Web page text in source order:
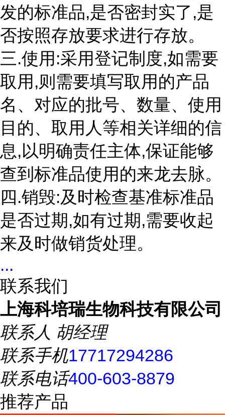
发的标准品,是否密封实了,是
否按照存放要求进行存放。
三.使用:采用登记制度,如需要
取用,则需要填写取用的产品
名、对应的批号、数量、使用
目的、取用人等相关详细的信
息,以明确责任主体,保证能够
查到标准品使用的来龙去脉。
四.销毁:及时检查基准标准品
是否过期,如有过期,需要收起
来及时做销货处理。
...
联系我们
上海科培瑞生物科技有限公司
联系人 胡经理
联系手机17717294286
联系电话400-603-8879
推荐产品